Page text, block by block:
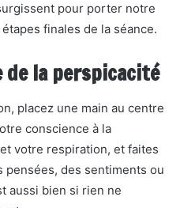
pour porter notre
finales de la séance.
de la perspicacité
placez une main au centre
conscience à la
votre respiration, et faites
pensées, des sentiments ou
aussi bien si rien ne